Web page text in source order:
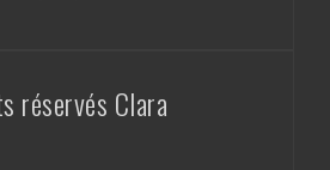
réservés Clara